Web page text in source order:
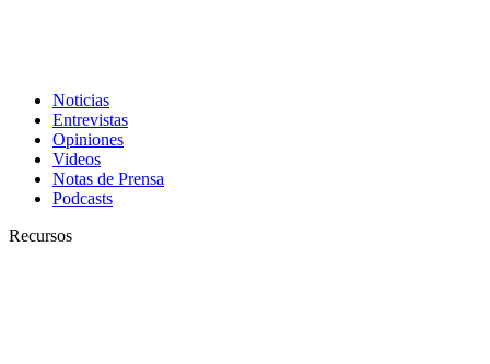
Noticias
Entrevistas
Opiniones
Videos
Notas de Prensa
Podcasts
Recursos